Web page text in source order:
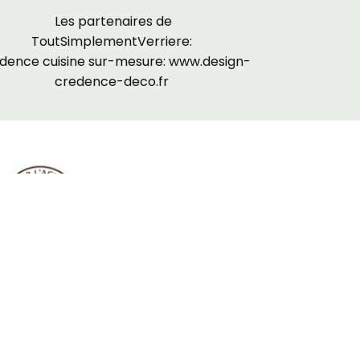
Les partenaires de
ToutSimplementVerriere:
cuisine sur-mesure:www.design-
credence-deco.fr